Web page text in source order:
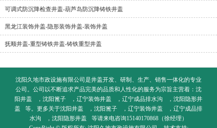
可调式防沉降检查井盖-葫芦岛防沉降铸铁井盖
黑龙江装饰井盖-隐形装饰井盖-装饰井盖
抚顺井盖-重型铸铁井盖-铸铁重型井盖
沈阳久地市政设施有限公司是井盖开发、研制、生产、销售一体化的专业
公司。公司以不断追求产品完美的品质和人性化的服务为宗旨主营着： 沈
阳井盖
， 沈阳篦子 ， 辽宁装饰井盖 ， 辽宁成品排水沟 ， 沈阳隐形井
盖
等。更多关于沈阳井盖 ， 沈阳篦子 ， 辽宁装饰井盖 ， 辽宁成品排
水沟
， 沈阳隐形井盖
等请来电咨询15140170868（徐经理）